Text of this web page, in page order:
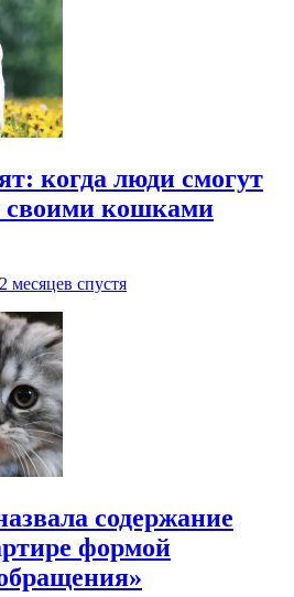
когда люди смогут
своими кошками
месяцев спустя
содержание
формой